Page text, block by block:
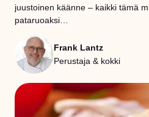
juustoinen käänne – kaikki tämä
pataruoaksi…
Frank Lantz
Perustaja & kokki